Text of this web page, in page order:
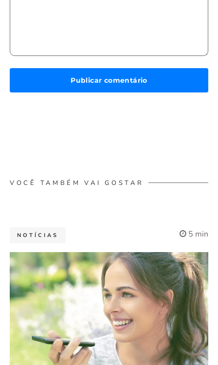
VOCÊ TAMBÉM VAI GOSTAR
NOTÍCIAS 5 min